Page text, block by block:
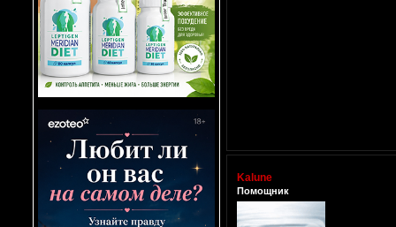
Kalune
Помощник